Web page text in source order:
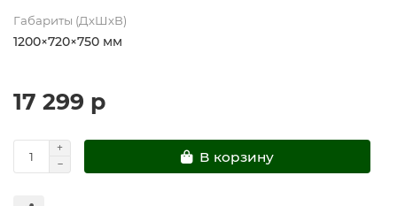
Габариты (ДхШхВ)
1200×720×750 мм
17 299 р
В корзину